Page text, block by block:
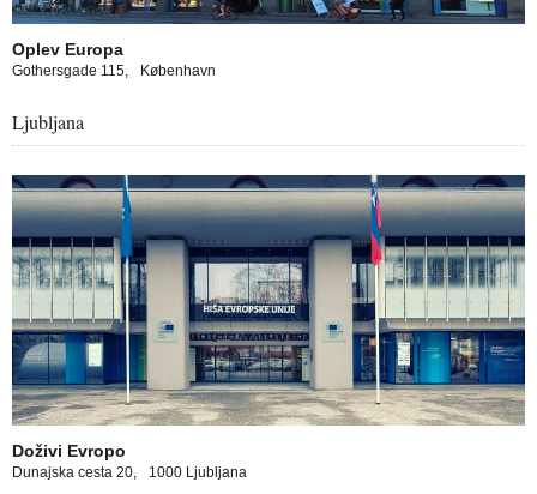
Oplev Europa
Gothersgade 115, København
Ljubljana
Doživi Evropo
Dunajska cesta 20, 1000 Ljubljana
experience in Ljubljana